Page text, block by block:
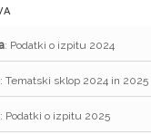
: Podatki o izpitu 2024
: Tematski sklop 2024 in 2025
: Podatki o izpitu 2025